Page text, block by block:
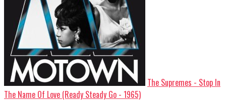
The Supremes - Stop In
The Name Of Love (Ready Steady Go - 1965)